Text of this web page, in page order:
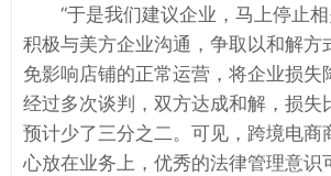
“于是我们建议企业，马上停止
积极与美方企业沟通，争取以和解方
免影响店铺的正常运营，将企业损失
经过多次谈判，双方达成和解，损失
预计少了三分之二。可见，跨境电商
心放在业务上，优秀的法律管理意识